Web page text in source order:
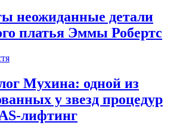
неожиданные детали
платья Эммы Робертс
Мухина: одной из
у звезд процедур
лифтинг